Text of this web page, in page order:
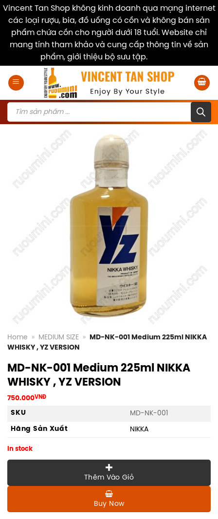
Vincent Tan Shop không kinh doanh qua mạng internet
các loại rượu, bia, đồ uống có cồn và không bán sản
phẩm chứa cồn cho người dưới 18 tuổi. Website chỉ
mang tính tham khảo và cung cấp thông tin về sản
phẩm, giới thiệu bộ sưu tập.
Products
search
Home » MEDIUM SIZE »
MD-NK-001 Medium 225ml NIKKA
WHISKY , YZ VERSION
MD-NK-001 Medium 225ml NIKKA
WHISKY , YZ VERSION
750.000VNĐ
SKU
MD-NK-001
Hãng Sản Xuất
NIKKA
In stock
Thêm Vào Giỏ
Buy Now